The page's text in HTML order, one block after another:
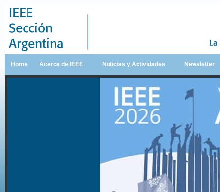
Home Acerca de IEEE Noticias y Actividades Newsletter